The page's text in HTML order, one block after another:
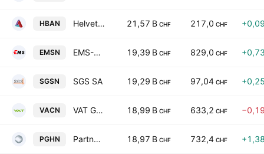
HBAN Helvetia Baloise Holding AG 21,57 B CHF 217,0 CHF
EMSN EMS-CHEMIE HOLDING AG 19,39 B CHF 829,0 CHF
SGSN SGS SA 19,29 B CHF 97,04 CHF
VACN VAT Group AG 18,99 B CHF 633,2 CHF
PGHN Partners Group Holding AG 18,97 B CHF 732,4 CHF